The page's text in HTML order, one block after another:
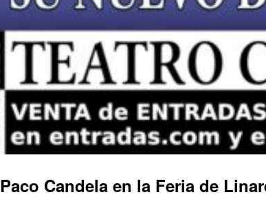
Paco Candela en la Feria de